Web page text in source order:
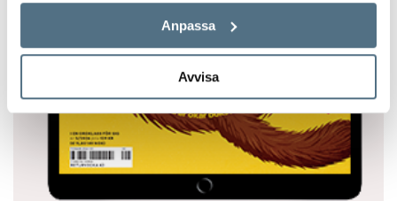
Anpassa
Avvisa